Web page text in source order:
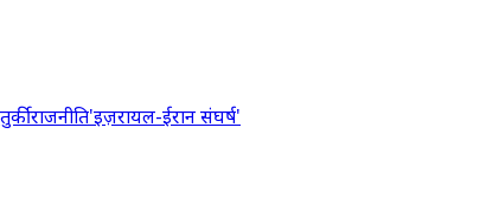
तुर्कीराजनीति'इज़रायल-ईरान संघर्ष'